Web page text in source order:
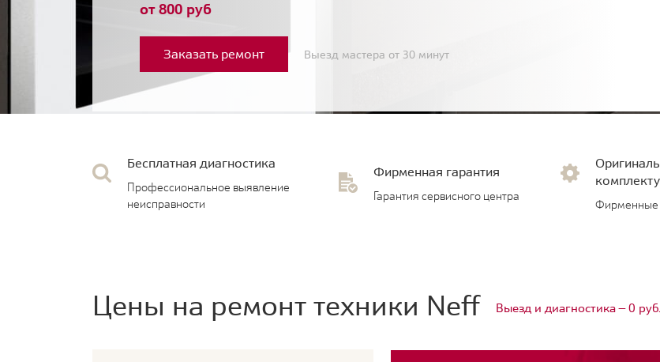
от 800 руб
Заказать ремонт Выезд мастера от 30 минут
Бесплатная диагностика
Профессиональное выявление
неисправности
Фирменная гарантия
Гарантия сервисного центра
Фирменные
Цены на ремонт техники Neff Выезд и диагностика — 0